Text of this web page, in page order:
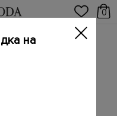
0
/ Женские шорты
ткани на основе
на